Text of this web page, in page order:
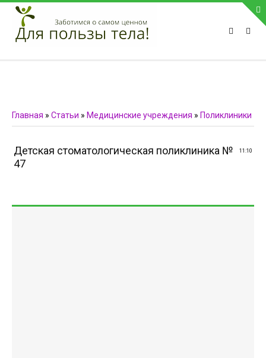
ПРИВЕТСТВУЕМ НА НАШЕМ САЙТЕ
Блок скоро обновится
Телефон:
Главная » Статьи » Медицинские учреждения » Поликлиники
11:10
Детская стоматологическая поликлиника №
47